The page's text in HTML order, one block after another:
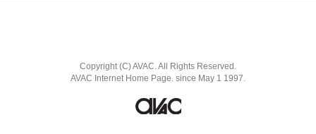
Copyright (C) AVAC. All Rights Reserved.
AVAC Internet Home Page. since May 1 1997.